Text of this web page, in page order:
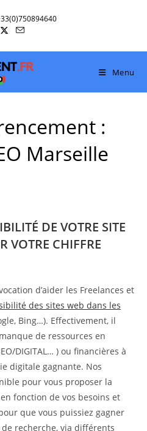
Menu
:
Marseille
DE VOTRE SITE
VOTRE CHIFFRE
d’aider les Freelances et
des sites web dans les
Bing…). Effectivement, il
de ressources en
DIGITAL… ) ou financières à
digitale gagnante. Nos
pour vous proposer la
fonction de vos besoins et
que vous puissiez gagner
recherche, via différents